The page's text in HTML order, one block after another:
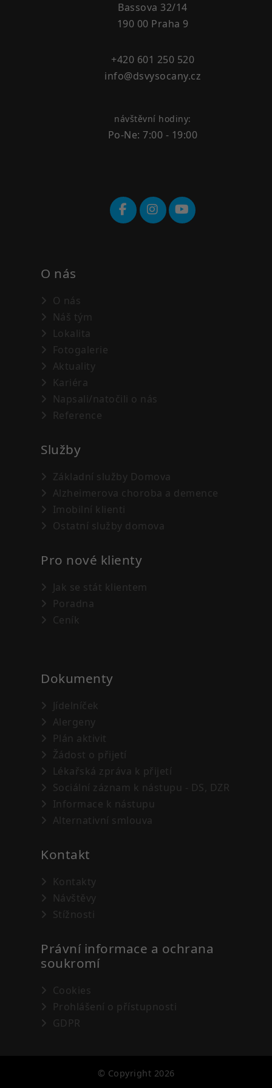
Bassova 32/14
190 00 Praha 9
+420 601 250 520
info@dsvysocany.cz
návštěvní hodiny:
Po-Ne: 7:00 - 19:00
O nás
O nás
Náš tým
Lokalita
Fotogalerie
Aktuality
Kariéra
Napsali/natočili o nás
Reference
Služby
Základní služby Domova
Alzheimerova choroba a demence
Imobilní klienti
Ostatní služby domova
Pro nové klienty
Jak se stát klientem
Poradna
Ceník
Dokumenty
Jídelníček
Alergeny
Plán aktivit
Žádost o přijetí
Lékařská zpráva k přijetí
Sociální záznam k nástupu - DS, DZR
Informace k nástupu
Alternativní smlouva
Kontakt
Kontakty
Návštěvy
Stížnosti
Právní informace a ochrana
soukromí
Cookies
Prohlášení o přístupnosti
GDPR
© Copyright 2026